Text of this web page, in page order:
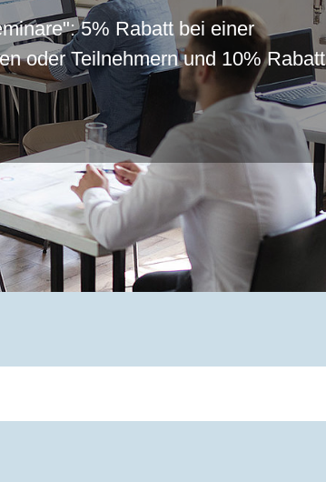
5% Rabatt bei einer
oder Teilnehmern und 10% Rabatt